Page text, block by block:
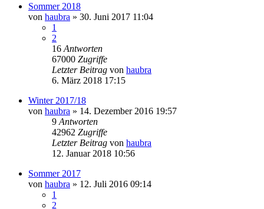
Sommer 2018
von haubra » 30. Juni 2017 11:04
1
2
16 Antworten
67000 Zugriffe
Letzter Beitrag von haubra
6. März 2018 17:15
Winter 2017/18
von haubra » 14. Dezember 2016 19:57
9 Antworten
42962 Zugriffe
Letzter Beitrag von haubra
12. Januar 2018 10:56
Sommer 2017
von haubra » 12. Juli 2016 09:14
1
2